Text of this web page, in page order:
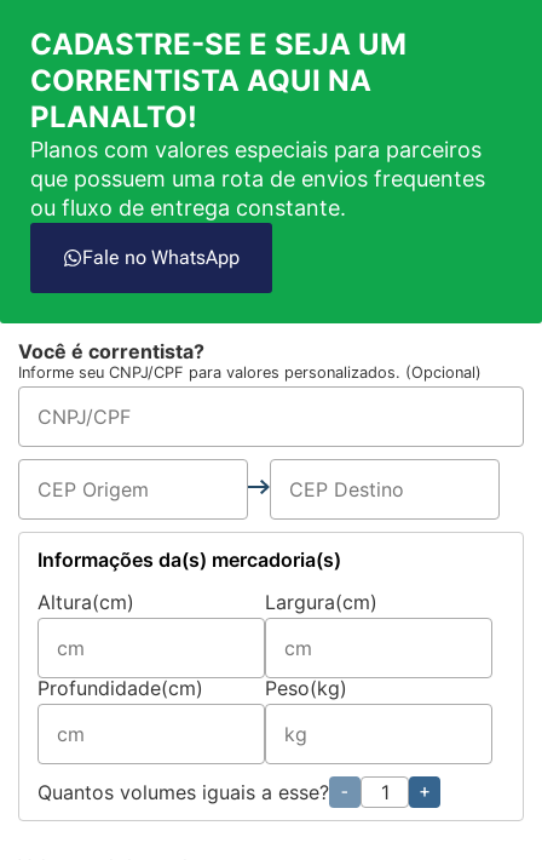
CADASTRE-SE E SEJA UM
CORRENTISTA AQUI NA
PLANALTO!
Planos com valores especiais para parceiros
que possuem uma rota de envios frequentes
ou fluxo de entrega constante.
Fale no WhatsApp
Você é correntista?
Informe seu CNPJ/CPF para valores personalizados. (Opcional)
Informações da(s) mercadoria(s)
Altura(cm)
Largura(cm)
Profundidade(cm) Peso(kg)
Quantos volumes iguais a esse? - +